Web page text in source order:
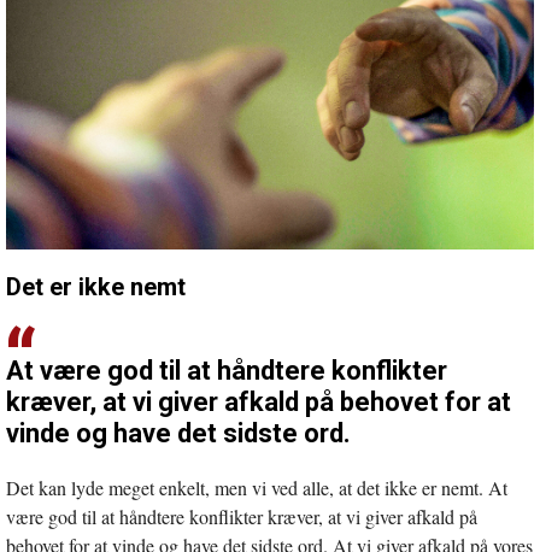
Det er ikke nemt
At være god til at håndtere konflikter
kræver, at vi giver afkald på behovet for at
vinde og have det sidste ord.
Det kan lyde meget enkelt, men vi ved alle, at det ikke er nemt. At
være god til at håndtere konflikter kræver, at vi giver afkald på
behovet for at vinde og have det sidste ord. At vi giver afkald på vores